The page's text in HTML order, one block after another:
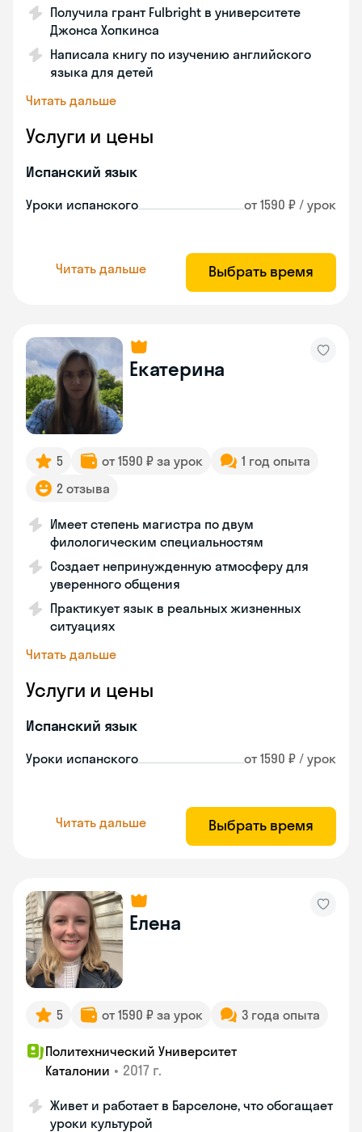
Получила грант Fulbright в университете
Джонса Хопкинса
Написала книгу по изучению английского
языка для детей
Читать дальше
Услуги и цены
Испанский язык
Уроки испанского от 1590 ₽ / урок
Читать дальше Выбрать время
Екатерина
5 от 1590 ₽ за урок
1 год опыта
2 отзыва
Имеет степень магистра по двум
филологическим специальностям
Создает непринужденную атмосферу для
уверенного общения
Практикует язык в реальных жизненных
ситуациях
Читать дальше
Услуги и цены
Испанский язык
Уроки испанского от 1590 ₽ / урок
Читать дальше Выбрать время
Елена
5 от 1590 ₽ за урок 3 года опыта
Политехнический Университет
Каталонии • 2017 г.
Живет и работает в Барселоне, что обогащает
уроки культурой